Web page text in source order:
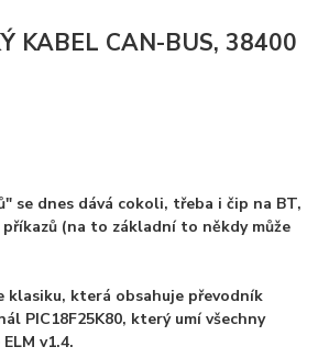
KABEL CAN-BUS, 38400
se dnes dává cokoli, třeba i čip na BT,
(na to základní to někdy může
klasiku, která obsahuje převodník
PIC18F25K80, který umí všechny
v1.4.